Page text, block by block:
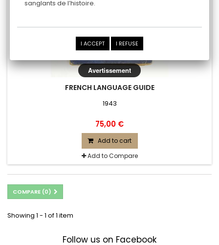
FRENCH LANGUAGE GUIDE
1943
75,00 €
Add to cart
Add to Compare
COMPARE (0)
Showing 1 - 1 of 1 item
Follow us on Facebook
sanglants de l’histoire.
I ACCEPT I REFUSE
Avertissement